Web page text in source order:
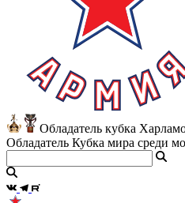
Обладатель кубка
Обладатель Кубка мира среди